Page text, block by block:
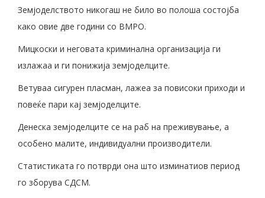
Земјоделството никогаш не било во полоша состојба
како овие две години со ВМРО.
Мицкоски и неговата криминална организација ги
излажаа и ги понижија земјоделците.
Ветуваа сигурен пласман, лажеа за повисоки приходи и
повеќе пари кај земјоделците.
Денеска земјоделците се на раб на преживување, а
особено малите, индивидуални производители.
Статистиката го потврди она што изминатиов период
го зборува СДСМ.